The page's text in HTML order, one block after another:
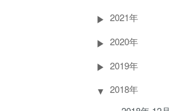
2021年
2020年
2019年
2018年